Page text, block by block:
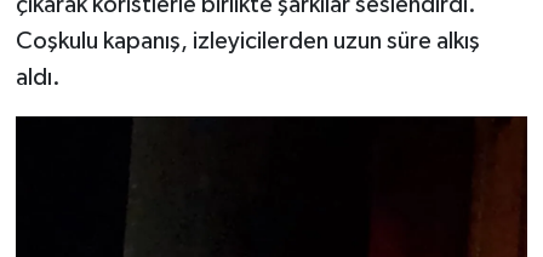
Coşkulu kapanış, izleyicilerden uzun süre alkış
aldı.